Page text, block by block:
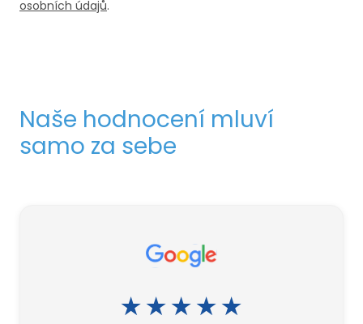
osobních údajů.
Naše hodnocení mluví
samo za sebe
★★★★★